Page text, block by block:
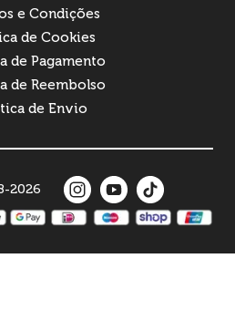
e Condições
de Cookies
de Pagamento
de Reembolso
de Envio
2026